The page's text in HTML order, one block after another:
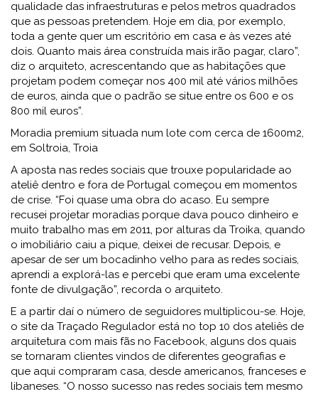
qualidade das infraestruturas e pelos metros quadrados
que as pessoas pretendem. Hoje em dia, por exemplo,
toda a gente quer um escritório em casa e às vezes até
dois. Quanto mais área construída mais irão pagar, claro”,
diz o arquiteto, acrescentando que as habitações que
projetam podem começar nos 400 mil até vários milhões
de euros, ainda que o padrão se situe entre os 600 e os
800 mil euros”.
Moradia premium situada num lote com cerca de 1600m2,
em Soltroia, Troia
A aposta nas redes sociais que trouxe popularidade ao
ateliê dentro e fora de Portugal começou em momentos
de crise. “Foi quase uma obra do acaso. Eu sempre
recusei projetar moradias porque dava pouco dinheiro e
muito trabalho mas em 2011, por alturas da Troika, quando
o imobiliário caiu a pique, deixei de recusar. Depois, e
apesar de ser um bocadinho velho para as redes sociais,
aprendi a explorá-las e percebi que eram uma excelente
fonte de divulgação”, recorda o arquiteto.
E a partir daí o número de seguidores multiplicou-se. Hoje,
o site da Traçado Regulador está no top 10 dos ateliês de
arquitetura com mais fãs no Facebook, alguns dos quais
se tornaram clientes vindos de diferentes geografias e
que aqui compraram casa, desde americanos, franceses e
libaneses. “O nosso sucesso nas redes sociais tem mesmo